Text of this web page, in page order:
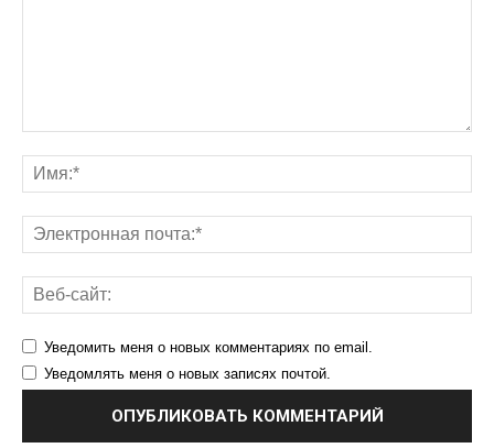
Уведомить меня о новых комментариях по email.
Уведомлять меня о новых записях почтой.